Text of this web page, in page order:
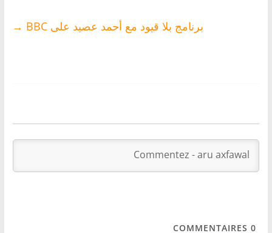
برنامج بلا قيود مع أحمد عصيد على BBC →
0
COMMENTAIRES